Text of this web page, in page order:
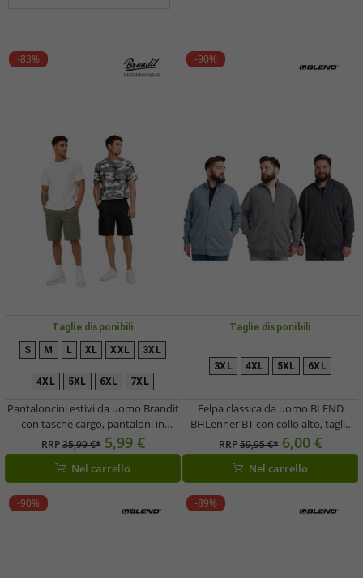
-83%
Taglie disponibili
S M L XL XXL 3XL
4XL 5XL 6XL 7XL
Pantaloncini estivi da uomo Brandit
con tasche cargo, pantaloni in
cotone BD2019, colore kaki o nero
RRP35,99 €* 5,99 €
Nel carrello
-90%
Taglie disponibili
3XL 4XL 5XL 6XL
Felpa classica da uomo BLEND
BHLenner BT con collo alto, taglie
forti 20714929 nei colori blu, grigio e
nero
RRP59,95 €* 6,00 €
Nel carrello
-90% -89%